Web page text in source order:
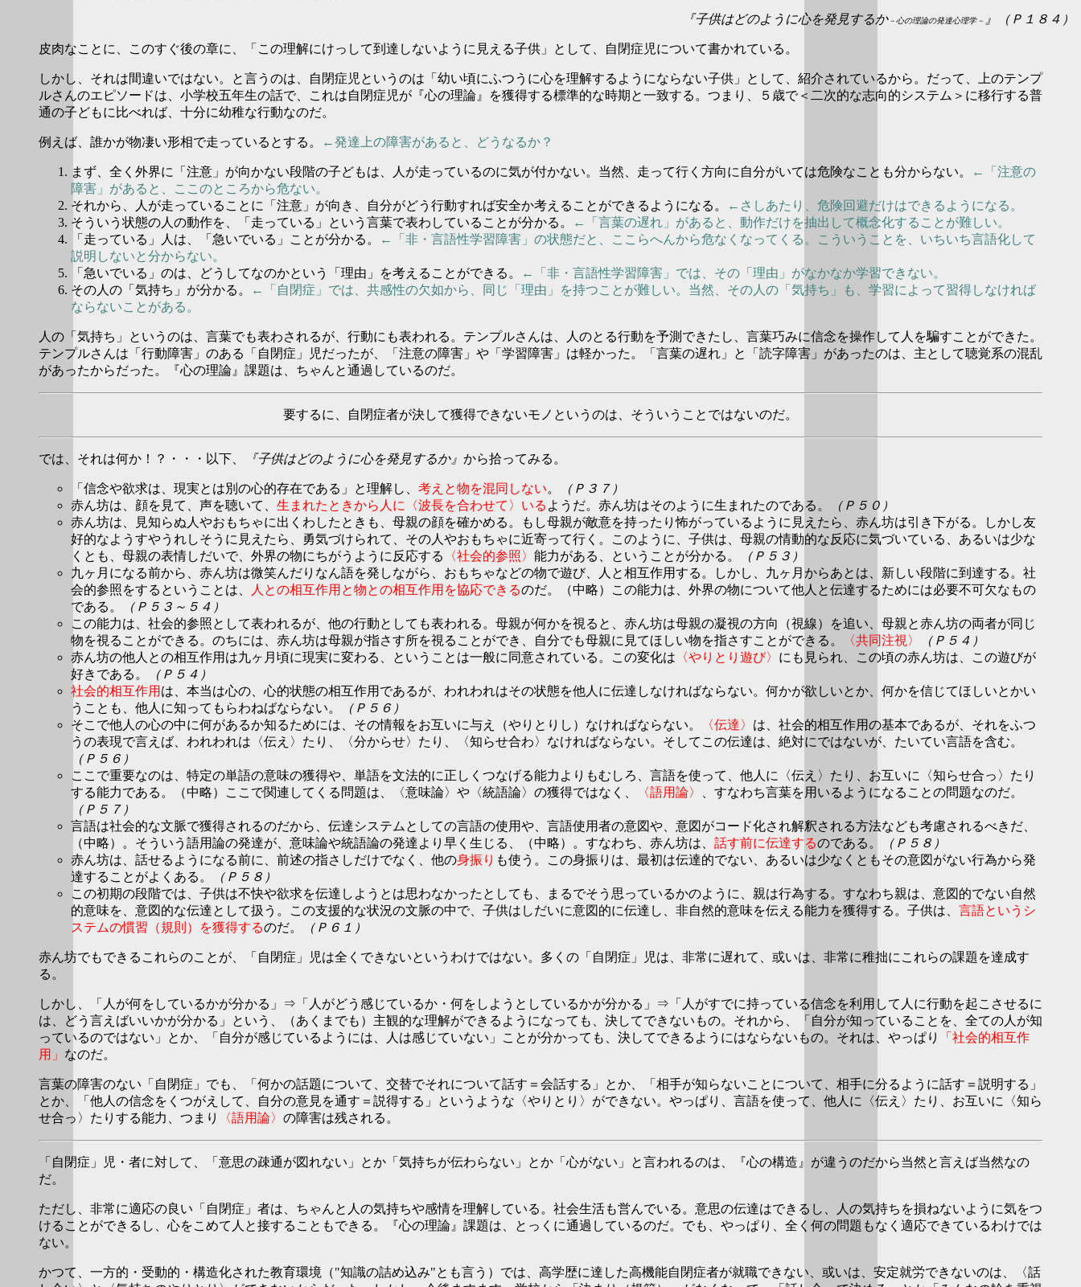
『子供はどのように心を発見するか－心の理論の発達心理学－ 』（Ｐ１８４）
皮肉なことに、このすぐ後の章に、「この理解にけっして到達しないように見える子供」として、自閉症児について書かれている。
しかし、それは間違いではない。と言うのは、自閉症児というのは「幼い頃にふつうに心を理解するようにならない子供」として、紹介されているから。だって、上のテンプ
ルさんのエピソードは、小学校五年生の話で、これは自閉症児が『心の理論』を獲得する標準的な時期と一致する。つまり、５歳で＜二次的な志向的システム＞に移行する普
通の子どもに比べれば、十分に幼稚な行動なのだ。
例えば、誰かが物凄い形相で走っているとする。 ←発達上の障害があると、どうなるか？
まず、全く外界に「注意」が向かない段階の子どもは、人が走っているのに気が付かない。当然、走って行く方向に自分がいては危険なことも分からない。
←「注意の
障害」があると、ここのところから危ない。
それから、人が走っていることに「注意」が向き、自分がどう行動すれば安全か考えることができるようになる。
←さしあたり、危険回避だけはできるようになる。
そういう状態の人の動作を、「走っている」という言葉で表わしていることが分かる。
←「言葉の遅れ」があると、動作だけを抽出して概念化することが難しい。
「走っている」人は、「急いでいる」ことが分かる。
←「非・言語性学習障害」の状態だと、ここらへんから危なくなってくる。こういうことを、いちいち言語化して
説明しないと分からない。
「急いでいる」のは、どうしてなのかという「理由」を考えることができる。
←「非・言語性学習障害」では、その「理由」がなかなか学習できない。
その人の「気持ち」が分かる。
←「自閉症」では、共感性の欠如から、同じ「理由」を持つことが難しい。当然、その人の「気持ち」も、学習によって習得しなければ
ならないことがある。
人の「気持ち」というのは、言葉でも表わされるが、行動にも表われる。テンプルさんは、人のとる行動を予測できたし、言葉巧みに信念を操作して人を騙すことができた。
テンプルさんは「行動障害」のある「自閉症」児だったが、「注意の障害」や「学習障害」は軽かった。「言葉の遅れ」と「読字障害」があったのは、主として聴覚系の混乱
があったからだった。『心の理論』課題は、ちゃんと通過しているのだ。
要するに、自閉症者が決して獲得できないモノというのは、そういうことではないのだ。
では、それは何か！？・・・以下、 『子供はどのように心を発見するか』 から拾ってみる。
「信念や欲求は、現実とは別の心的存在である」と理解し、 考えと物を混同しない。
（Ｐ３７）
赤ん坊は、顔を見て、声を聴いて、 生まれたときから人に〈波長を合わせて〉いる ようだ。赤ん坊はそのように生まれたのである。
（Ｐ５０）
赤ん坊は、見知らぬ人やおもちゃに出くわしたときも、母親の顔を確かめる。もし母親が敵意を持ったり怖がっているように見えたら、赤ん坊は引き下がる。しかし友
好的なようすやうれしそうに見えたら、勇気づけられて、その人やおもちゃに近寄って行く。このように、子供は、母親の情動的な反応に気づいている、あるいは少な
くとも、母親の表情しだいで、外界の物にちがうように反応する
〈社会的参照〉 能力がある、ということが分かる。
（Ｐ５３）
九ヶ月になる前から、赤ん坊は微笑んだりなん語を発しながら、おもちゃなどの物で遊び、人と相互作用する。しかし、九ヶ月からあとは、新しい段階に到達する。社
会的参照をするということは、
人との相互作用と物との相互作用を協応できるのだ。（中略）この能力は、外界の物について他人と伝達するためには必要不可欠なもの
である。
（Ｐ５３～５４）
この能力は、社会的参照として表われるが、他の行動としても表われる。母親が何かを視ると、赤ん坊は母親の凝視の方向（視線）を追い、母親と赤ん坊の両者が同じ
物を視ることができる。のちには、赤ん坊は母親が指さす所を視ることができ、自分でも母親に見てほしい物を指さすことができる。
〈共同注視〉
（Ｐ５４）
赤ん坊の他人との相互作用は九ヶ月頃に現実に変わる、ということは一般に同意されている。この変化は 〈やりとり遊び〉 にも見られ、この頃の赤ん坊は、この遊びが
好きである。
（Ｐ５４）
社会的相互作用 は、本当は心の、心的状態の相互作用であるが、われわれはその状態を他人に伝達しなければならない。何かが欲しいとか、何かを信じてほしいとかい
うことも、他人に知ってもらわねばならない。
（Ｐ５６）
そこで他人の心の中に何があるか知るためには、その情報をお互いに与え（やりとりし）なければならない。
〈伝達〉 は、社会的相互作用の基本であるが、それをふつ
うの表現で言えば、われわれは〈伝え〉たり、〈分からせ〉たり、〈知らせ合わ〉なければならない。そしてこの伝達は、絶対にではないが、たいてい言語を含む。
（Ｐ５６）
ここで重要なのは、特定の単語の意味の獲得や、単語を文法的に正しくつなげる能力よりもむしろ、言語を使って、他人に〈伝え〉たり、お互いに〈知らせ合っ〉たり
する能力である。（中略）ここで関連してくる問題は、〈意味論〉や〈統語論〉の獲得ではなく、
〈語用論〉
、すなわち言葉を用いるようになることの問題なのだ。
（Ｐ５７）
言語は社会的な文脈で獲得されるのだから、伝達システムとしての言語の使用や、言語使用者の意図や、意図がコード化され解釈される方法なども考慮されるべきだ、
（中略）。そういう語用論の発達が、意味論や統語論の発達より早く生じる、（中略）。すなわち、赤ん坊は、 話す前に伝達するのである。
（Ｐ５８）
赤ん坊は、話せるようになる前に、前述の指さしだけでなく、他の身振り も使う。この身振りは、最初は伝達的でない、あるいは少なくともその意図がない行為から発
達することがよくある。
（Ｐ５８）
この初期の段階では、子供は不快や欲求を伝達しようとは思わなかったとしても、まるでそう思っているかのように、親は行為する。すなわち親は、意図的でない自然
的意味を、意図的な伝達として扱う。この支援的な状況の文脈の中で、子供はしだいに意図的に伝達し、非自然的意味を伝える能力を獲得する。子供は、 言語というシ
ステムの慣習（規則）を獲得するのだ。 （Ｐ６１）
赤ん坊でもできるこれらのことが、「自閉症」児は全くできないというわけではない。多くの「自閉症」児は、非常に遅れて、或いは、非常に稚拙にこれらの課題を達成す
る。
しかし、「人が何をしているかが分かる」⇒「人がどう感じているか・何をしようとしているかが分かる」⇒「人がすでに持っている信念を利用して人に行動を起こさせるに
は、どう言えばいいかが分かる」という、（あくまでも）主観的な理解ができるようになっても、決してできないもの。それから、「自分が知っていることを、全ての人が知
っているのではない」とか、「自分が感じているようには、人は感じていない」ことが分かっても、決してできるようにはならないもの。それは、やっぱり
「社会的相互作
用」 なのだ。
言葉の障害のない「自閉症」でも、「何かの話題について、交替でそれについて話す＝会話する」とか、「相手が知らないことについて、相手に分るように話す＝説明する」
とか、「他人の信念をくつがえして、自分の意見を通す＝説得する」というような〈やりとり〉ができない。やっぱり、言語を使って、他人に〈伝え〉たり、お互いに〈知ら
せ合っ〉たりする能力、つまり
〈語用論〉 の障害は残される。
「自閉症」児・者に対して、「意思の疎通が図れない」とか「気持ちが伝わらない」とか「心がない」と言われるのは、『心の構造』が違うのだから当然と言えば当然なの
だ。
ただし、非常に適応の良い「自閉症」者は、ちゃんと人の気持ちや感情を理解している。社会生活も営んでいる。意思の伝達はできるし、人の気持ちを損ねないように気をつ
けることができるし、心をこめて人と接することもできる。『心の理論』課題は、とっくに通過しているのだ。でも、やっぱり、全く何の問題もなく適応できているわけでは
ない。
かつて、一方的・受動的・構造化された教育環境（"知識の詰め込み"とも言う）では、高学歴に達した高機能自閉症者が就職できない、或いは、安定就労できないのは、〈話